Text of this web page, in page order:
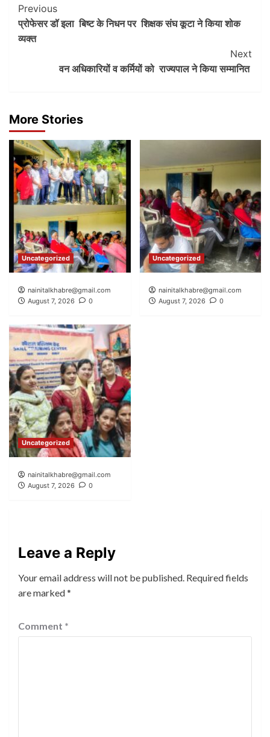
Post
Navigation
Previous
प्रोफेसर डॉ इला बिष्ट के निधन पर शिक्षक संघ कूटा ने किया शोक
व्यक्त
Next
वन अधिकारियों व कर्मियों को राज्यपाल ने किया सम्मानित
More Stories
Uncategorized
nainitalkhabre@gmail.com
August 7, 2026
0
Uncategorized
nainitalkhabre@gmail.com
August 7, 2026
0
Uncategorized
nainitalkhabre@gmail.com
August 7, 2026
0
Leave a Reply
Your email address will not be published. Required fields
are marked*
Comment *